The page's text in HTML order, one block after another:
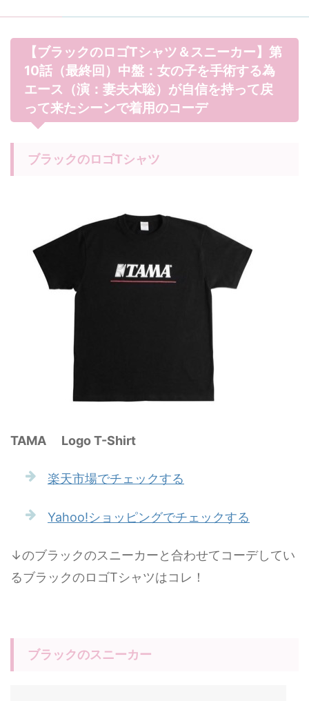
【ブラックのロゴTシャツ＆スニーカー】第
10話（最終回）中盤：女の子を手術する為
エース（演：妻夫木聡）が自信を持って戻
って来たシーンで着用のコーデ
ブラックのロゴTシャツ
TAMA Logo T-Shirt
楽天市場でチェックする
Yahoo!ショッピングでチェックする
↓のブラックのスニーカーと合わせてコーデしてい
るブラックのロゴTシャツはコレ！
ブラックのスニーカー